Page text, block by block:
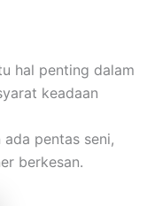
hal penting dalam
keadaan
pentas seni,
berkesan.